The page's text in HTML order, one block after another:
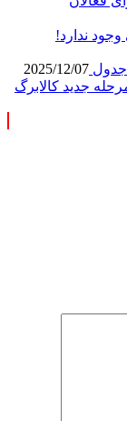
ندارد!
2025/12/07
جدید کالابرگ